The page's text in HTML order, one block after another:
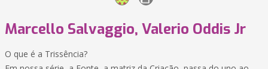
Marcello Salvaggio, Valerio Oddis Jr
O que é a Trissência?